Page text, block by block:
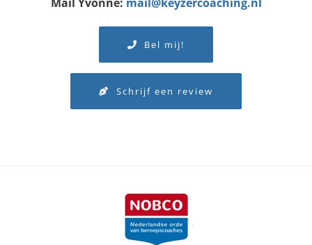
Bel mij!
Schrijf een review